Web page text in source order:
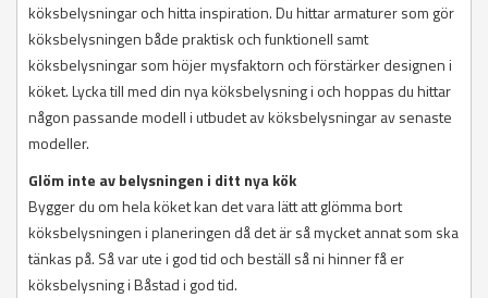
köksbelysningar och hitta inspiration. Du hittar armaturer som gör
köksbelysningen både praktisk och funktionell samt
köksbelysningar som höjer mysfaktorn och förstärker designen i
köket. Lycka till med din nya köksbelysning i och hoppas du hittar
någon passande modell i utbudet av köksbelysningar av senaste
modeller.
Glöm inte av belysningen i ditt nya kök
Bygger du om hela köket kan det vara lätt att glömma bort
köksbelysningen i planeringen då det är så mycket annat som ska
tänkas på. Så var ute i god tid och beställ så ni hinner få er
köksbelysning i Båstad i god tid.